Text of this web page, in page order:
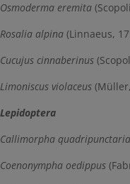
Osmoderma eremita
Rosalia alpina (Linnaeus,
Cucujus cinnaberinus
Limoniscus violaceus
Lepidoptera
Callimorpha quadripunctaria
Coenonympha oedippus